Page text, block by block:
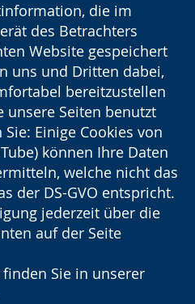
die im
des Betrachters
Website gespeichert
uns und Dritten dabei,
bereitzustellen
unsere Seiten benutzt
Einige Cookies von
können Ihre Daten
welche nicht das
der DS-GVO entspricht.
jederzeit über die
auf der Seite
Sie in unserer